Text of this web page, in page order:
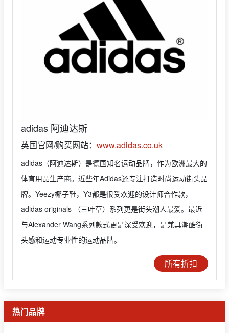
adidas 阿迪达斯
英国官网/购买网站： www.adidas.co.uk
adidas（阿迪达斯）是德国知名运动品牌，作为欧洲最大的
体育用品生产商。近些年Adidas还专注打造时尚运动街头品
牌。Yeezy椰子鞋，Y3都是很受欢迎的设计师合作款，
adidas originals （三叶草）系列更是街头潮人最爱。最近
与Alexander Wang系列款式更是深受欢迎，是兼具潮酷街
头感和运动专业性的运动品牌。
所有折扣
热门品牌